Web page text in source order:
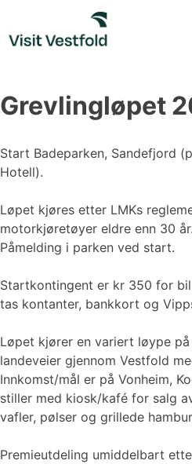
content
Grevlingløpet
Start Badeparken, Sandefjord
Hotell).
Løpet kjøres etter LMKs
motorkjøretøyer eldre enn 30
Påmelding i parken ved start.
Startkontingent er kr 350 for
tas kontanter, bankkort og
Løpet kjører en variert løype
landeveier gjennom Vestfold
Innkomst/mål er på Vonheim,
stiller med kiosk/kafé for salg
vafler, pølser og grillede
Premieutdeling umiddelbart